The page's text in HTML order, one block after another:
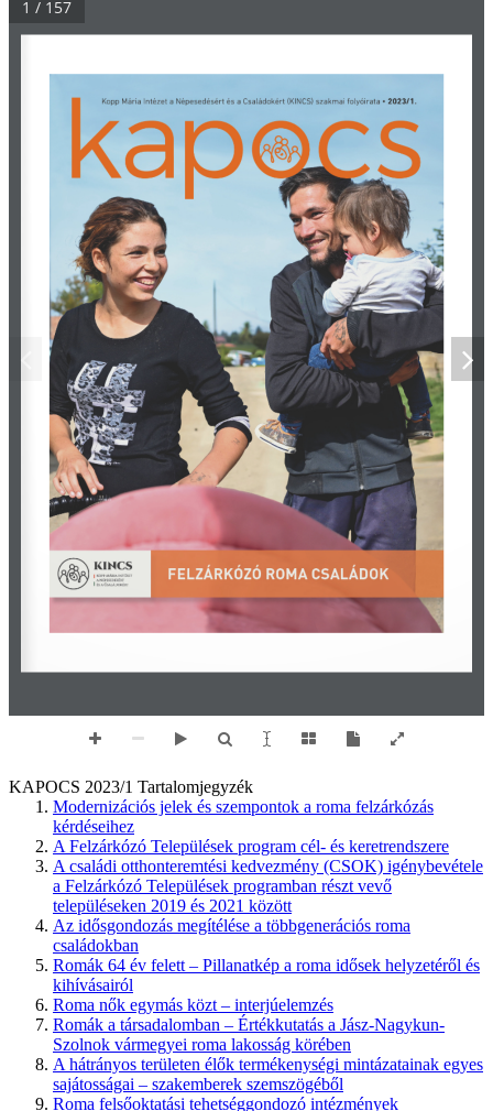
KAPOCS 2023/1 Tartalomjegyzék
Modernizációs jelek és szempontok a roma felzárkózás
kérdéseihez
A Felzárkózó Települések program cél- és keretrendszere
A családi otthonteremtési kedvezmény (CSOK) igénybevétele
a Felzárkózó Települések programban részt vevő
településeken 2019 és 2021 között
Az idősgondozás megítélése a többgenerációs roma
családokban
Romák 64 év felett – Pillanatkép a roma idősek helyzetéről és
kihívásairól
Roma nők egymás közt – interjúelemzés
Romák a társadalomban – Értékkutatás a Jász-Nagykun-
Szolnok vármegyei roma lakosság körében
A hátrányos területen élők termékenységi mintázatainak egyes
sajátosságai – szakemberek szemszögéből
Roma felsőoktatási tehetséggondozó intézmények